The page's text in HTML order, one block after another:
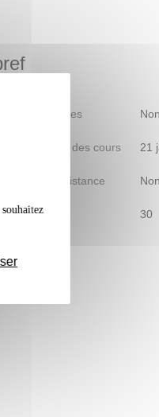
Mobilité d'études Non
Date de début des cours 21
Accessible à distance Non
30